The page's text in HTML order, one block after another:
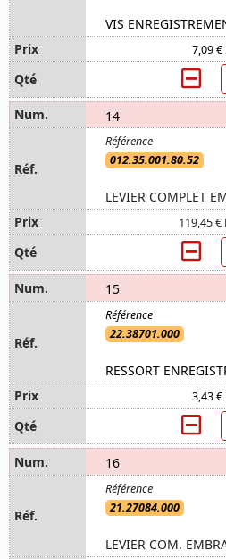
VIS
7,09 €
14
012.35.001.80.52
LEVIER COMPLET
119,45 €
15
22.38701.000
RESSORT
3,43 €
16
21.27084.000
LEVIER COM.